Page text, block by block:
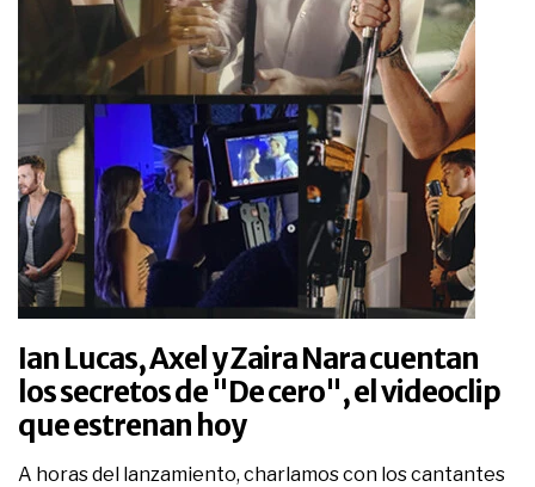
Ian Lucas, Axel y Zaira Nara cuentan
los secretos de "De cero", el videoclip
que estrenan hoy
A horas del lanzamiento, charlamos con los cantantes